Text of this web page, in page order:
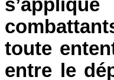
toute
entre le